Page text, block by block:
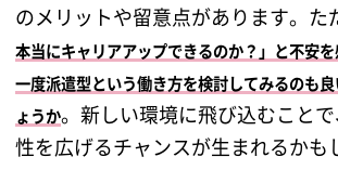
のメリットや留意点があります。た
本当にキャリアアップできるのか？」と不安を
一度派遣型という働き方を検討してみるのも
ょうか。新しい環境に飛び込むこと
性を広げるチャンスが生まれるかも